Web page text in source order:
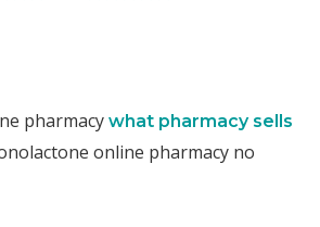
pharmacy what pharmacy sells
online pharmacy no